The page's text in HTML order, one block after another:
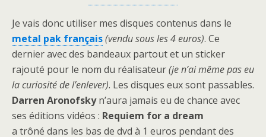
Je vais donc utiliser mes disques contenus dans le
metal pak français(vendu sous les 4 euros). Ce
dernier avec des bandeaux partout et un sticker
rajouté pour le nom du réalisateur(je n’ai même pas eu
la curiosité de l’enlever). Les disques eux sont passables.
Darren Aronofskyn’aura jamais eu de chance avec
ses éditions vidéos : Requiem for a dream
a trôné dans les bas de dvd à 1 euros pendant des